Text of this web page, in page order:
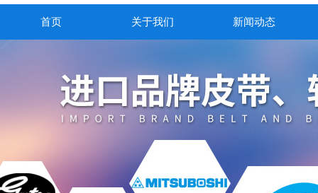
首页 关于我们 新闻动态